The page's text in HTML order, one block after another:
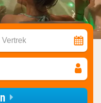
Vertrek